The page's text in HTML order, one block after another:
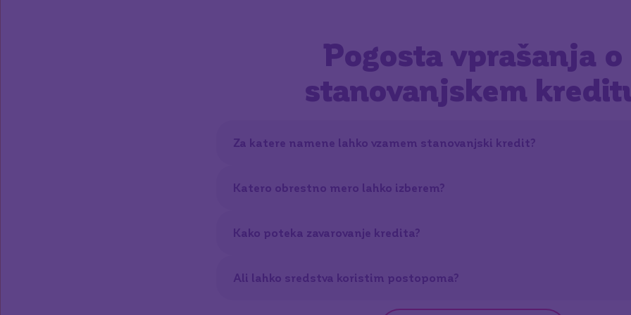
Pogosta vprašanja o
stanovanjskem
Za katere namene lahko vzamem stanovanjski kredit?
Katero obrestno mero lahko izberem?
Kako poteka zavarovanje kredita?
Ali lahko sredstva koristim postopoma?